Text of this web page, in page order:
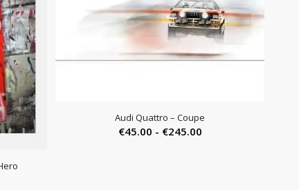
Audi Quattro – Coupe
€45.00 - €245.00Prijsklasse: